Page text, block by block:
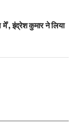
इंद्रेश कुमार ने लिया